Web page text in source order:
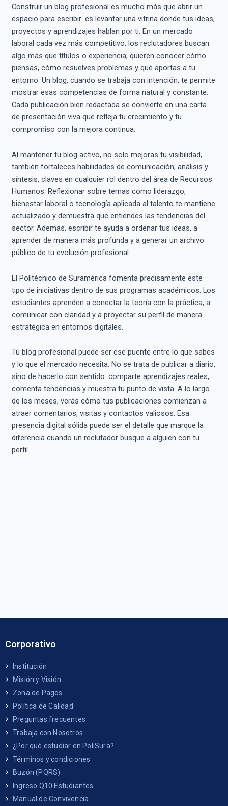
Construir un blog profesional es mucho más que abrir un
espacio para escribir: es levantar una vitrina donde tus ideas,
proyectos y aprendizajes hablan por ti. En un mercado
laboral cada vez más competitivo, los reclutadores buscan
algo más que títulos o experiencia; quieren conocer cómo
piensas, cómo resuelves problemas y qué aportas a tu
entorno. Un blog, cuando se trabaja con intención, te permite
mostrar esas competencias de forma natural y constante.
Cada publicación bien redactada se convierte en una carta
de presentación viva que refleja tu crecimiento y tu
compromiso con la mejora continua.
Al mantener tu blog activo, no solo mejoras tu visibilidad,
también fortaleces habilidades de comunicación, análisis y
síntesis, claves en cualquier rol dentro del área de Recursos
Humanos. Reflexionar sobre temas como liderazgo,
bienestar laboral o tecnología aplicada al talento te mantiene
actualizado y demuestra que entiendes las tendencias del
sector. Además, escribir te ayuda a ordenar tus ideas, a
aprender de manera más profunda y a generar un archivo
público de tu evolución profesional.
El Politécnico de Suramérica fomenta precisamente este
tipo de iniciativas dentro de sus programas académicos. Los
estudiantes aprenden a conectar la teoría con la práctica, a
comunicar con claridad y a proyectar su perfil de manera
estratégica en entornos digitales.
Tu blog profesional puede ser ese puente entre lo que sabes
y lo que el mercado necesita. No se trata de publicar a diario,
sino de hacerlo con sentido: comparte aprendizajes reales,
comenta tendencias y muestra tu punto de vista. A lo largo
de los meses, verás cómo tus publicaciones comienzan a
atraer comentarios, visitas y contactos valiosos. Esa
presencia digital sólida puede ser el detalle que marque la
diferencia cuando un reclutador busque a alguien con tu
perfil.
Corporativo
Institución
Misión y Visión
Zona de Pagos
Política de Calidad
Preguntas frecuentes
Trabaja con Nosotros
¿Por qué estudiar en PoliSura?
Términos y condiciones
Buzón (PQRS)
Ingreso Q10 Estudiantes
Manual de Convivencia